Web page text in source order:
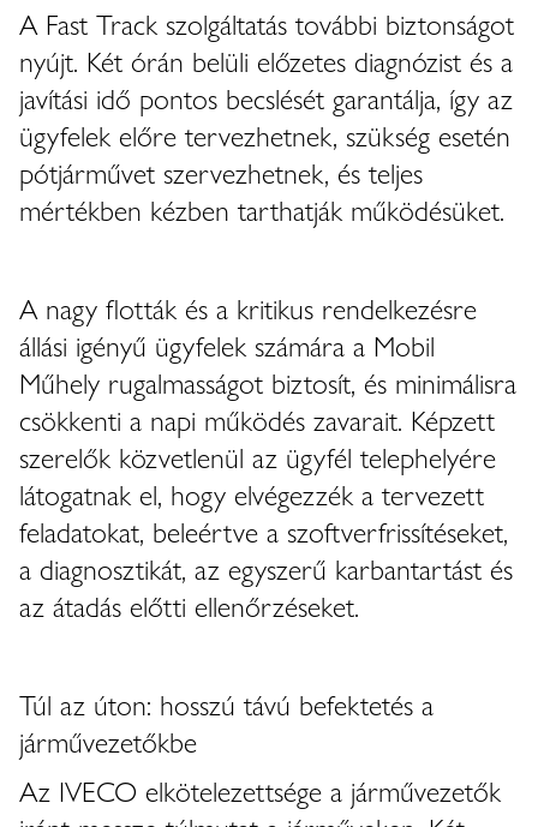
A Fast Track szolgáltatás további biztonságot
nyújt. Két órán belüli előzetes diagnózist és a
javítási idő pontos becslését garantálja, így az
ügyfelek előre tervezhetnek, szükség esetén
pótjárművet szervezhetnek, és teljes
mértékben kézben tarthatják működésüket.
A nagy flották és a kritikus rendelkezésre
állási igényű ügyfelek számára a Mobil
Műhely rugalmasságot biztosít, és minimálisra
csökkenti a napi működés zavarait. Képzett
szerelők közvetlenül az ügyfél telephelyére
látogatnak el, hogy elvégezzék a tervezett
feladatokat, beleértve a szoftverfrissítéseket,
a diagnosztikát, az egyszerű karbantartást és
az átadás előtti ellenőrzéseket.
Túl az úton: hosszú távú befektetés a
járművezetőkbe
Az IVECO elkötelezettsége a járművezetők